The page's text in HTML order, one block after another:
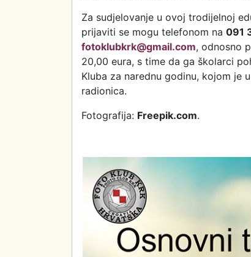
Za sudjelovanje u ovoj trodijelnoj
prijaviti se mogu telefonom na 091
fotoklubkrk@gmail.com, odnosno
20,00 eura, s time da ga školarci
Kluba za narednu godinu, kojom je
radionica.
Fotografija: Freepik.com.